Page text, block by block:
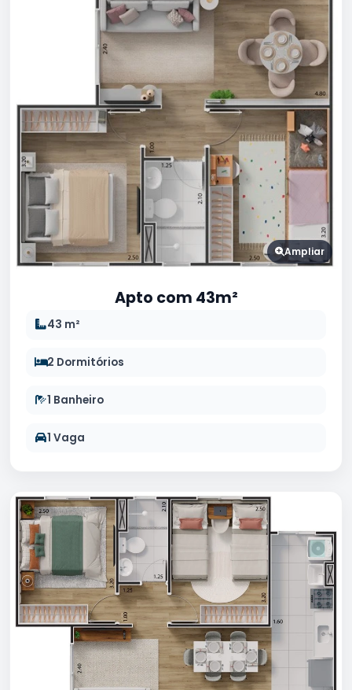
Ampliar
Apto com 43m²
43 m²
2 Dormitórios
1 Banheiro
1 Vaga